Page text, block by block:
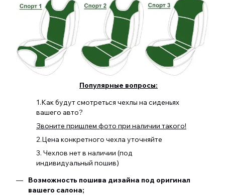
Популярные вопросы:
1.Как будут смотреться чехлы на сиденьях
вашего авто?
Звоните пришлем фото при наличии такого!
2.Цена конкретного чехла уточняйте
3. Чехлов нет в наличии (под
индивидуальный пошив)
Возможность пошива дизайна под оригинал
вашего салона;